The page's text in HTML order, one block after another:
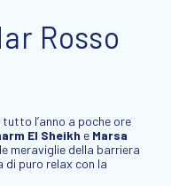
Rosso
l’anno a poche ore
El Sheikh eMarsa
meraviglie della barriera
di puro relax con la